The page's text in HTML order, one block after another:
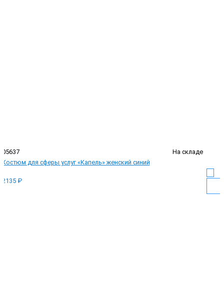
05637
На складе
Костюм для сферы услуг «Капель» женский синий
2135 ₽